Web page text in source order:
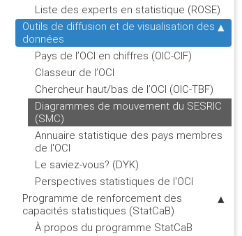
Liste des experts en statistique (ROSE)
Outils de diffusion et de visualisation des
données
Pays de l’OCI en chiffres (OIC-CIF)
Classeur de l’OCI
Chercheur haut/bas de l’OCI (OIC-TBF)
Diagrammes de mouvement du SESRIC
(SMC)
Annuaire statistique des pays membres
de l'OCI
Le saviez-vous? (DYK)
Perspectives statistiques de l'OCI
Programme de renforcement des
capacités statistiques (StatCaB)
À propos du programme StatCaB